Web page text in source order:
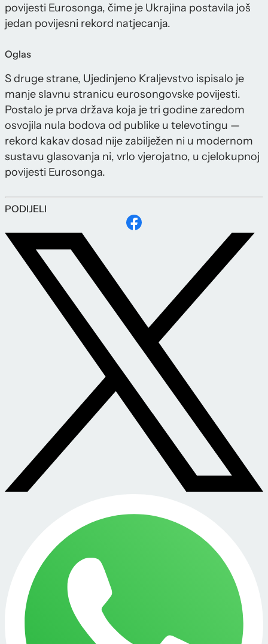
povijesti Eurosonga, čime je Ukrajina postavila još
jedan povijesni rekord natjecanja.
Oglas
S druge strane, Ujedinjeno Kraljevstvo ispisalo je
manje slavnu stranicu eurosongovske povijesti.
Postalo je prva država koja je tri godine zaredom
osvojila nula bodova od publike u televotingu —
rekord kakav dosad nije zabilježen ni u modernom
sustavu glasovanja ni, vrlo vjerojatno, u cjelokupnoj
povijesti Eurosonga.
PODIJELI